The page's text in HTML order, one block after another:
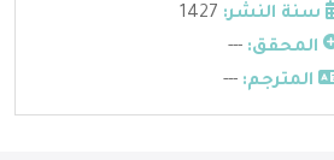
سنة النشر:
المحقق: ---
المترجم: ---